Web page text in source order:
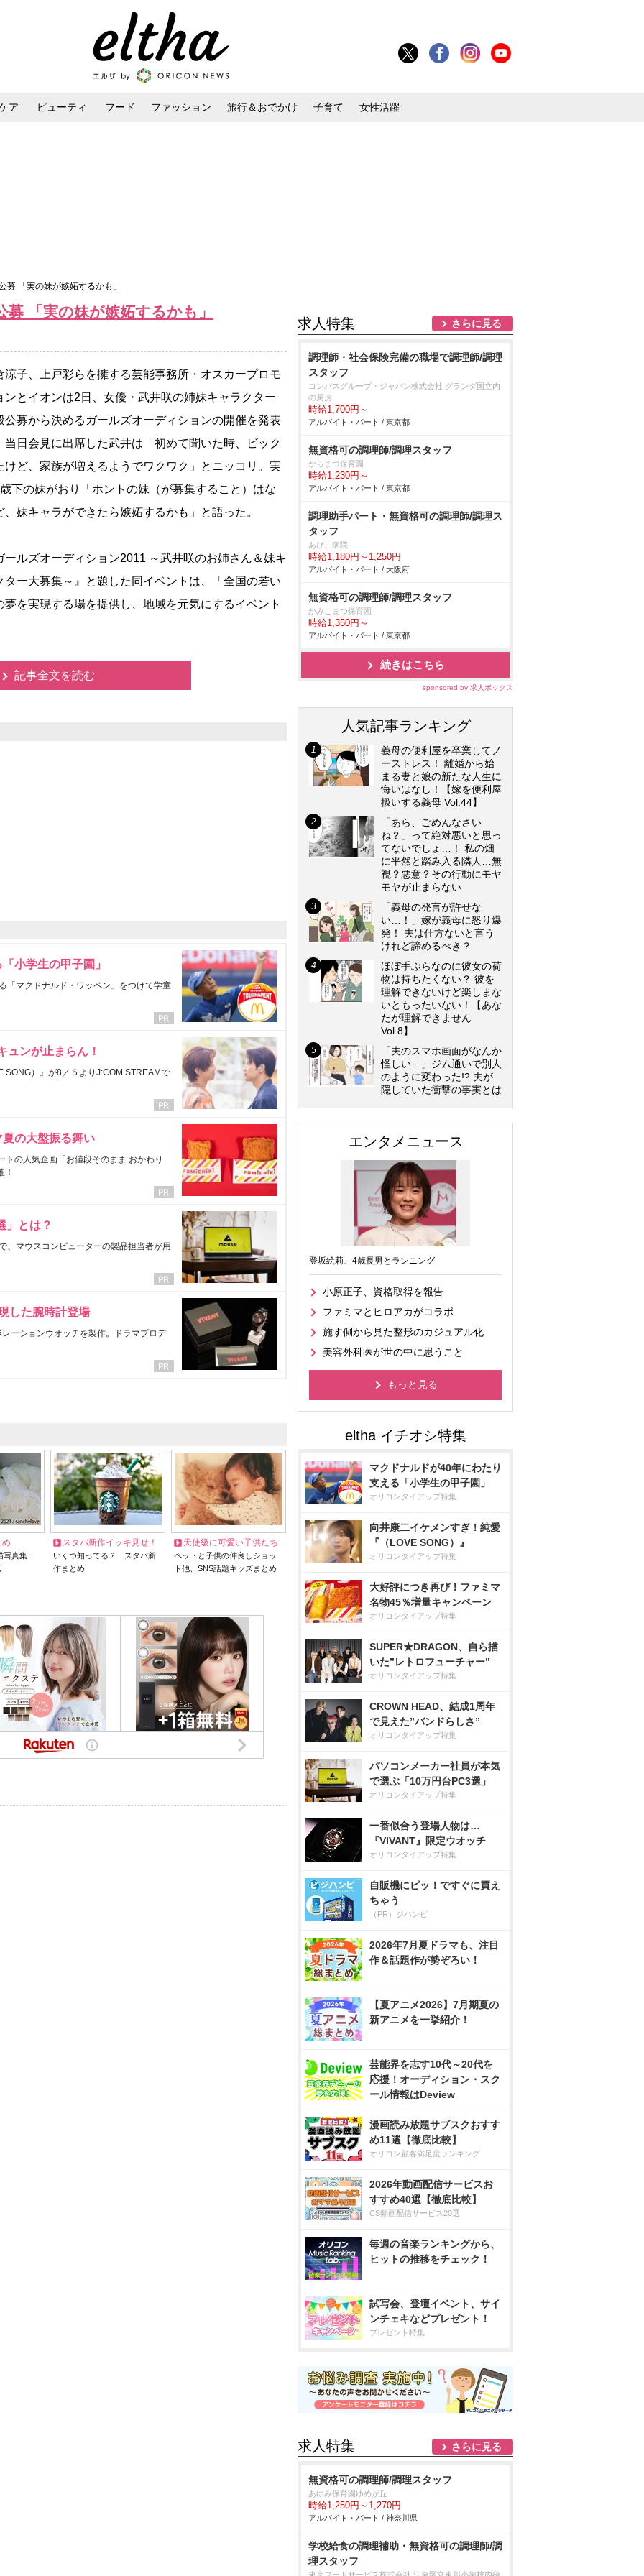
ア ビューティ フード ファッション 旅行＆おでかけ 子育て 女性活躍
募 「実の妹が嫉妬するかも」
「実の妹が嫉妬するかも」
子、上戸彩らを擁する芸能事務所・オスカープロモ
ンとイオンは2日、女優・武井咲の姉妹キャラクター
公募から決めるガールズオーディションの開催を発表
当日会見に出席した武井は「初めて聞いた時、ビック
けど、家族が増えるようでワクワク」とニッコリ。実
下の妹がおり「ホントの妹（が募集すること）はな
、妹キャラができたら嫉妬するかも」と語った。
ルズオーディション2011 ～武井咲のお姉さん＆妹キ
ター大募集～』と題した同イベントは、「全国の若い
夢を実現する場を提供し、地域を元気にするイベント
記事全文を読む
小学生の甲子園」
「マクドナルド・ワッペン」をつけて学童
ュンが止まらん！
SONG）』が8／５よりJ:COM STREAMで
の大盤振る舞い
の人気企画「お値段そのまま おかわり
！
」とは？
、マウスコンピューターの製品担当者が用
した腕時計登場
ーションウオッチを製作。ドラマプロデ
め
写真集…
スタバ新作イッキ見せ！
いくつ知ってる？ スタバ新
作まとめ
天使級に可愛い子供たち
ペットと子供の仲良しショッ
ト他、SNS話題キッズまとめ
求人特集 さらに見る
調理師・社会保険完備の職場で調理師/調理
スタッフ
コンパスグループ・ジャパン株式会社 グランダ国立内
の厨房
時給1,700円～
アルバイト・パート / 東京都
無資格可の調理師/調理スタッフ
からまつ保育園
時給1,230円～
アルバイト・パート / 東京都
調理助手パート・無資格可の調理師/調理ス
タッフ
あびこ病院
時給1,180円～1,250円
アルバイト・パート / 大阪府
無資格可の調理師/調理スタッフ
かみこまつ保育園
時給1,350円～
アルバイト・パート / 東京都
続きはこちら
sponsored by 求人ボックス
人気記事ランキング
義母の便利屋を卒業してノ
ーストレス！ 離婚から始
まる妻と娘の新たな人生に
悔いはなし！【嫁を便利屋
扱いする義母 Vol.44】
「あら、ごめんなさい
ね？」って絶対悪いと思っ
てないでしょ…！ 私の畑
に平然と踏み入る隣人…無
視？悪意？その行動にモヤ
モヤが止まらない
「義母の発言が許せな
い…！」嫁が義母に怒り爆
発！ 夫は仕方ないと言う
けれど諦めるべき？
ほぼ手ぶらなのに彼女の荷
物は持ちたくない？ 彼を
理解できないけど楽しまな
いともったいない！【あな
たが理解できません
Vol.8】
「夫のスマホ画面がなんか
怪しい…」ジム通いで別人
のように変わった!? 夫が
隠していた衝撃の事実とは
エンタメニュース
登坂絵莉、4歳長男とランニング
小原正子、資格取得を報告
ファミマとヒロアカがコラボ
施す側から見た整形のカジュアル化
美容外科医が世の中に思うこと
もっと見る
マクドナルドが40年にわたり
支える「小学生の甲子園」
オリコンタイアップ特集
向井康二イケメンすぎ！純愛
『（LOVE SONG）』
オリコンタイアップ特集
大好評につき再び！ファミマ
名物45％増量キャンペーン
オリコンタイアップ特集
SUPER★DRAGON、自ら描
いた”レトロフューチャー”
オリコンタイアップ特集
CROWN HEAD、結成1周年
で見えた”バンドらしさ”
オリコンタイアップ特集
パソコンメーカー社員が本気
で選ぶ「10万円台PC3選」
オリコンタイアップ特集
一番似合う登場人物は…
『VIVANT』限定ウオッチ
オリコンタイアップ特集
自販機にピッ！ですぐに買え
ちゃう
（PR）ジハンピ
2026年7月夏ドラマも、注目
作＆話題作が勢ぞろい！
【夏アニメ2026】7月期夏の
新アニメを一挙紹介！
芸能界を志す10代～20代を
応援！オーディション・スク
ール情報はDeview
漫画読み放題サブスクおすす
め11選【徹底比較】
オリコン顧客満足度ランキング
2026年動画配信サービスお
すすめ40選【徹底比較】
CS動画配信サービス20選
毎週の音楽ランキングから、
ヒットの推移をチェック！
試写会、登壇イベント、サイ
ンチェキなどプレゼント！
プレゼント特集
求人特集 さらに見る
無資格可の調理師/調理スタッフ
あゆみ保育園ゆめが丘
時給1,250円～1,270円
アルバイト・パート / 神奈川県
学校給食の調理補助・無資格可の調理師/調
理スタッフ